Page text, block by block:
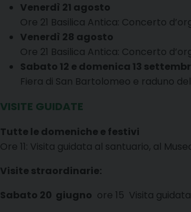
Venerdì 21 agosto
Ore 21 Basilica Antica: Concerto
Venerdì 28 agosto
Ore 21 Basilica Antica: Concerto
Sabato 12 e domenica 13
Fiera di San Bartolomeo e raduno
VISITE GUIDATE
Tutte le domeniche e festivi
Ore 11: Visita guidata al santuario, al
Visite straordinarie:
Sabato 20 giugno ore 15 Visita